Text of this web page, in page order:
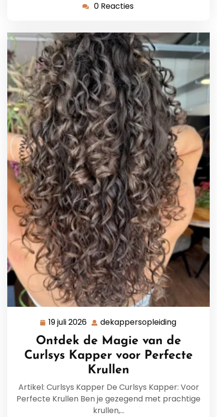
0 Reacties
19 juli 2026 19
juli
2026
dekappersopleiding
Ontdek de Magie van de
Curlsys Kapper voor Perfecte
Krullen
Artikel: Curlsys Kapper De Curlsys Kapper: Voor
Perfecte Krullen Ben je gezegend met prachtige
krullen,…